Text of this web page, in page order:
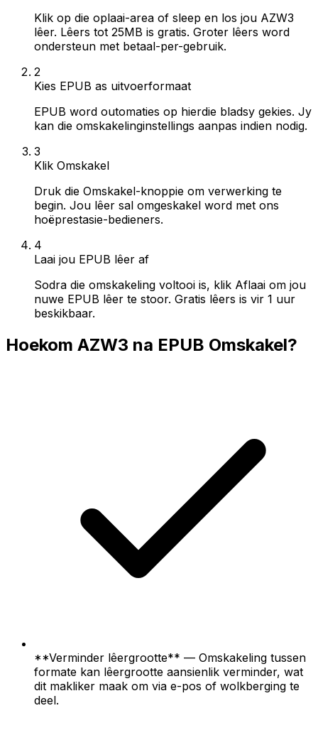
Klik op die oplaai-area of sleep en los jou AZW3
lêer. Lêers tot 25MB is gratis. Groter lêers word
ondersteun met betaal-per-gebruik.
2
Kies EPUB as uitvoerformaat
EPUB word outomaties op hierdie bladsy gekies. Jy
kan die omskakelinginstellings aanpas indien nodig.
3
Klik Omskakel
Druk die Omskakel-knoppie om verwerking te
begin. Jou lêer sal omgeskakel word met ons
hoëprestasie-bedieners.
4
Laai jou EPUB lêer af
Sodra die omskakeling voltooi is, klik Aflaai om jou
nuwe EPUB lêer te stoor. Gratis lêers is vir 1 uur
beskikbaar.
Hoekom AZW3 na EPUB Omskakel?
**Verminder lêergrootte** — Omskakeling tussen
formate kan lêergrootte aansienlik verminder, wat
dit makliker maak om via e-pos of wolkberging te
deel.